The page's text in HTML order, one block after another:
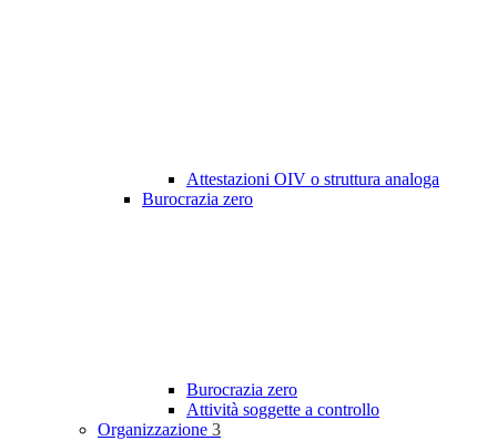
Attestazioni OIV o struttura analoga
Burocrazia zero
Burocrazia zero
Attività soggette a controllo
Organizzazione 3